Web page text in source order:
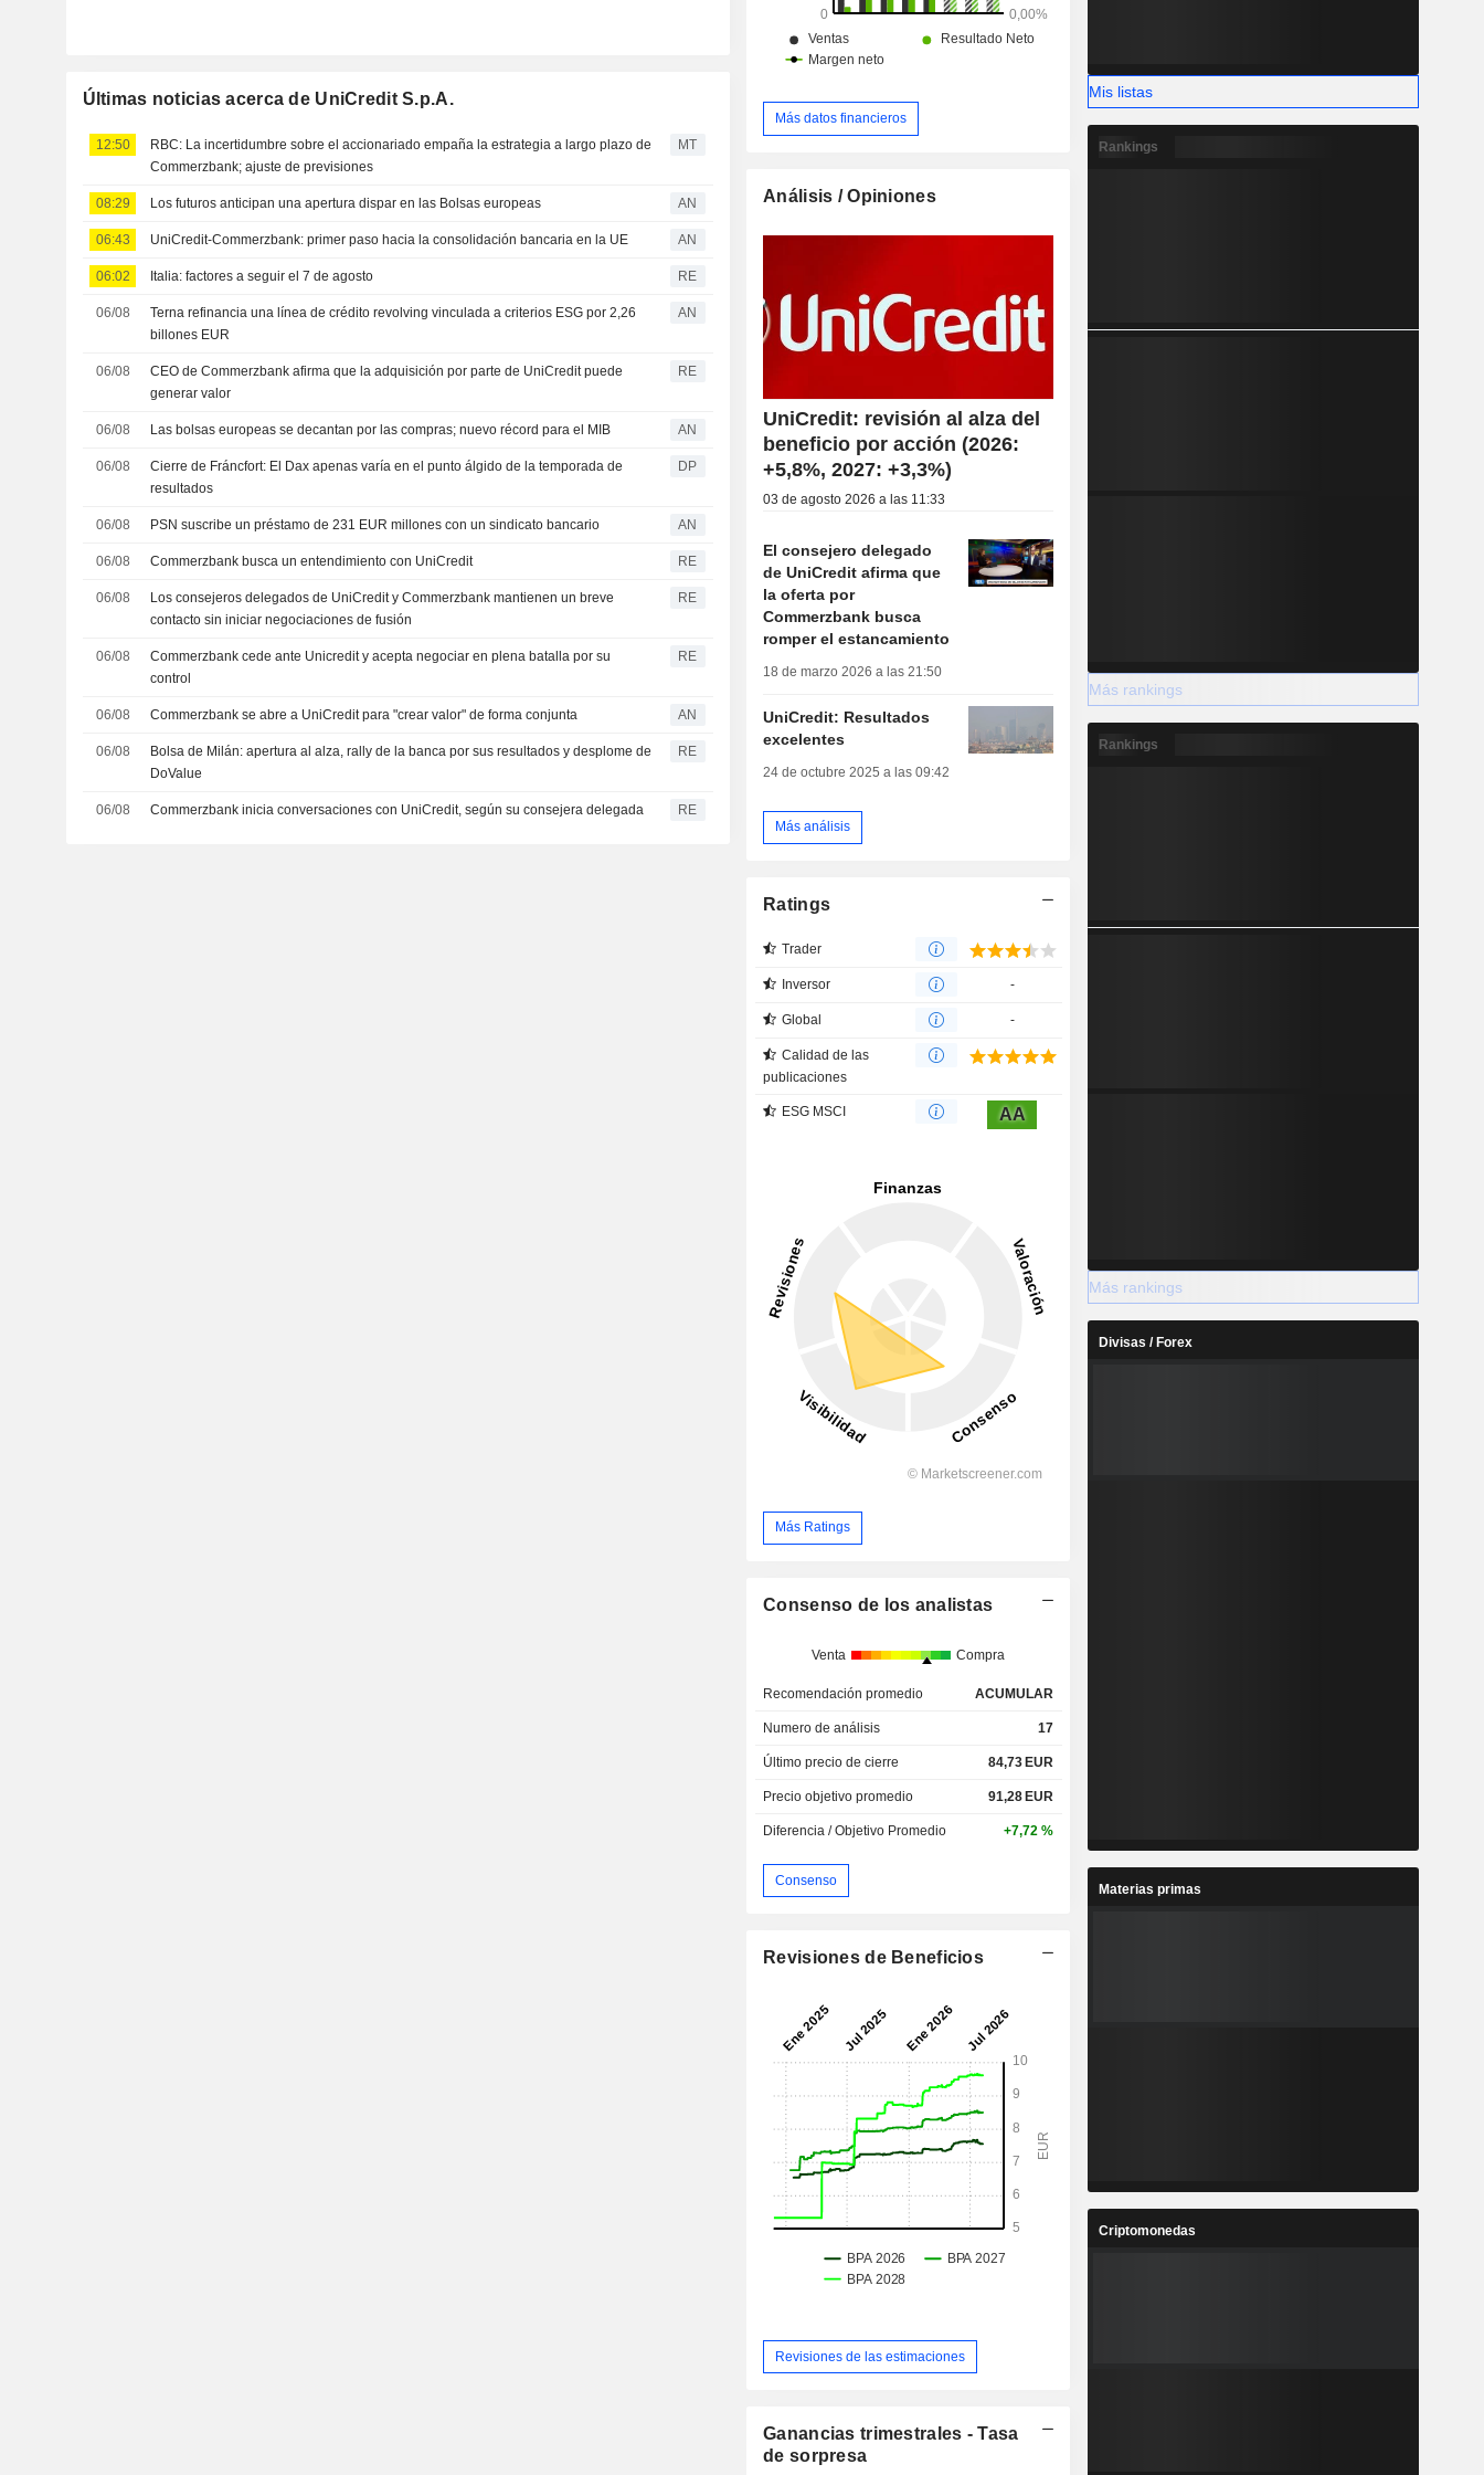
Últimas noticias acerca de UniCredit S.p.A.
12:50
RBC: La incertidumbre sobre el accionariado empaña la estrategia a largo plazo de
Commerzbank; ajuste de previsiones
MT
08:29 Los futuros anticipan una apertura dispar en las Bolsas europeas AN
06:43 UniCredit-Commerzbank: primer paso hacia la consolidación bancaria en la UE AN
06:02 Italia: factores a seguir el 7 de agosto RE
06/08
Terna refinancia una línea de crédito revolving vinculada a criterios ESG por 2,26
billones EUR
AN
06/08
CEO de Commerzbank afirma que la adquisición por parte de UniCredit puede
generar valor
RE
06/08 Las bolsas europeas se decantan por las compras; nuevo récord para el MIB AN
06/08
Cierre de Fráncfort: El Dax apenas varía en el punto álgido de la temporada de
resultados
DP
06/08 PSN suscribe un préstamo de 231 EUR millones con un sindicato bancario AN
06/08 Commerzbank busca un entendimiento con UniCredit RE
06/08
Los consejeros delegados de UniCredit y Commerzbank mantienen un breve
contacto sin iniciar negociaciones de fusión
RE
06/08
Commerzbank cede ante Unicredit y acepta negociar en plena batalla por su
control
RE
06/08 Commerzbank se abre a UniCredit para "crear valor" de forma conjunta AN
06/08
Bolsa de Milán: apertura al alza, rally de la banca por sus resultados y desplome de
DoValue
RE
06/08 Commerzbank inicia conversaciones con UniCredit, según su consejera delegada RE
Más datos financieros
Análisis / Opiniones
UniCredit: revisión al alza del
beneficio por acción (2026:
+5,8%, 2027: +3,3%)
03 de agosto 2026 a las 11:33
El consejero delegado
de UniCredit afirma que
la oferta por
Commerzbank busca
romper el estancamiento
18 de marzo 2026 a las 21:50
UniCredit: Resultados
excelentes
24 de octubre 2025 a las 09:42
Más análisis
Ratings
Trader
Inversor -
Global -
Calidad de las
publicaciones
ESG MSCI AA
Más Ratings
Consenso de los analistas
Venta Compra
Recomendación promedio ACUMULAR
Numero de análisis 17
Último precio de cierre 84,73 EUR
Precio objetivo promedio 91,28 EUR
Diferencia / Objetivo Promedio +7,72 %
Consenso
Revisiones de Beneficios
Revisiones de las estimaciones
Ganancias trimestrales - Tasa
de sorpresa
Mis listas
Rankings
Más rankings
Rankings
Más rankings
Divisas / Forex
Materias primas
Criptomonedas